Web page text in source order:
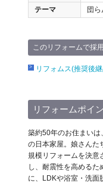
テーマ 団
このリフォームで採
リフォムス(推奨後
リフォームポイ
築約50年のお住まいは
の日本家屋。娘さんた
規模リフォームを決意
し、耐震性を高めるた
に、LDKや浴室・洗面